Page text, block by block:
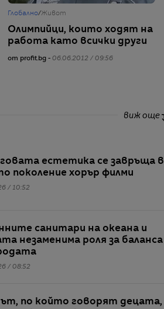
Глобално/Живот
Олимпийци, които ходят на
работа като всички други
от profit.bg - 06.06.2012 / 09:56
виж още
естетика се завръща в
поколение хорър филми
/ 10:52
санитари на океана и
незаменима роля за баланса
/ 08:52
по който говорят децата,